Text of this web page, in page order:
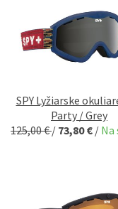
SPY Lyžiarske
Party / Grey
125,00 €/ 73,80 € / Na